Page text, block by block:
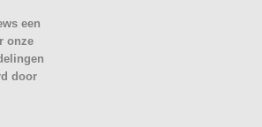
een
onze
door